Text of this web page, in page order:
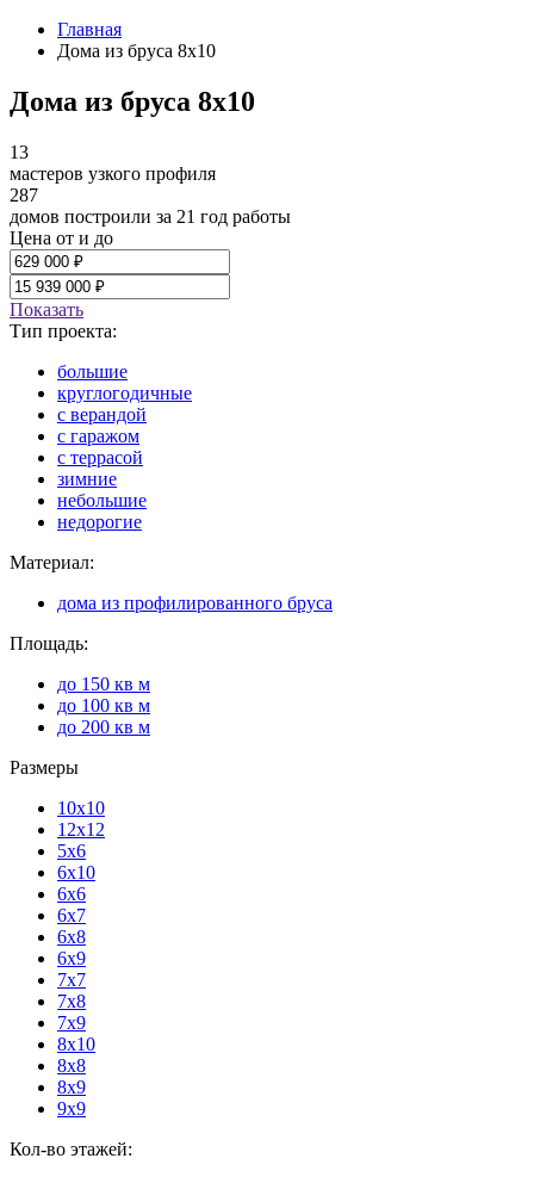
Главная
Дома из бруса 8x10
Дома из бруса 8x10
13
мастеров узкого профиля
287
домов построили за 21 год работы
Цена от и до
Показать
Тип проекта:
большие
круглогодичные
с верандой
с гаражом
с террасой
зимние
небольшие
недорогие
Материал:
дома из профилированного бруса
Площадь:
до 150 кв м
до 100 кв м
до 200 кв м
Размеры
10x10
12x12
5x6
6x10
6x6
6x7
6x8
6x9
7x7
7x8
7x9
8x10
8x8
8x9
9x9
Кол-во этажей: